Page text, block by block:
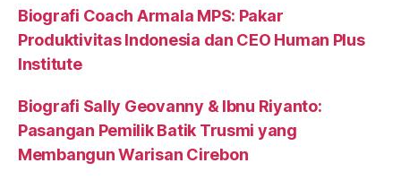
Biografi Coach Armala MPS: Pakar
Produktivitas Indonesia dan CEO Human Plus
Institute
Biografi Sally Geovanny & Ibnu Riyanto:
Pasangan Pemilik Batik Trusmi yang
Membangun Warisan Cirebon